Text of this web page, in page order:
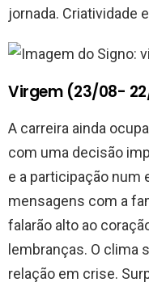
jornada. Criatividade
Virgem (23/08-
A carreira ainda
com uma decisão
e a participação num
mensagens com a
falarão alto ao
lembranças. O clima
relação em crise.